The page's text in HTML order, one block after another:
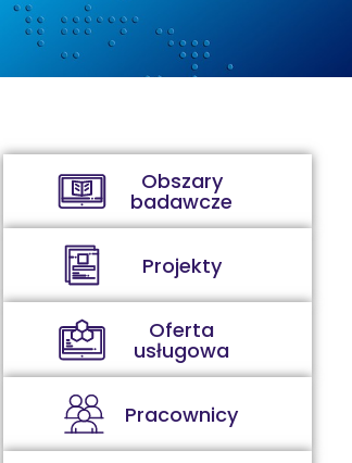
Obszary
badawcze
Projekty
Oferta
usługowa
Pracownicy